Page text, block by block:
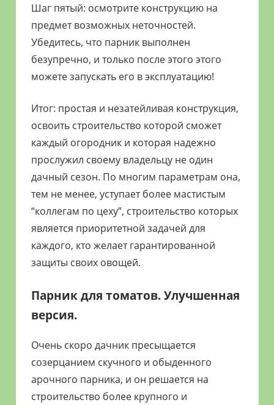
Шаг пятый: осмотрите конструкцию на
предмет возможных неточностей.
Убедитесь, что парник выполнен
безупречно, и только после этого этого
можете запускать его в эксплуатацию!
Итог: простая и незатейливая конструкция,
освоить строительство которой сможет
каждый огородник и которая надежно
прослужил своему владельцу не один
дачный сезон. По многим параметрам она,
тем не менее, уступает более мастистым
“коллегам по цеху”, строительство которых
является приоритетной задачей для
каждого, кто желает гарантированной
защиты своих овощей.
Парник для томатов. Улучшенная
версия.
Очень скоро дачник пресыщается
созерцанием скучного и обыденного
арочного парника, и он решается на
строительство более крупного и